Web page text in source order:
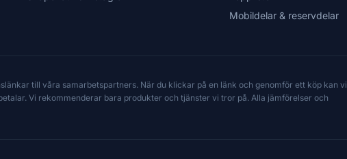
Mobildelar & reservdelar
till våra samarbetspartners. När du klickar på en länk och genomför ett köp kan vi
Vi rekommenderar bara produkter och tjänster vi tror på. Alla jämförelser och